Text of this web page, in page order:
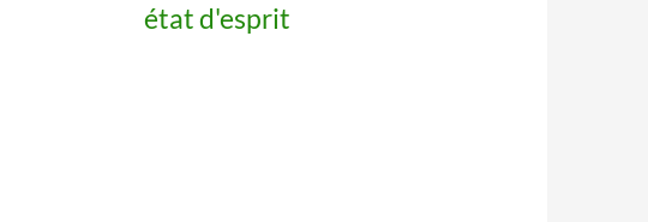
état d'esprit